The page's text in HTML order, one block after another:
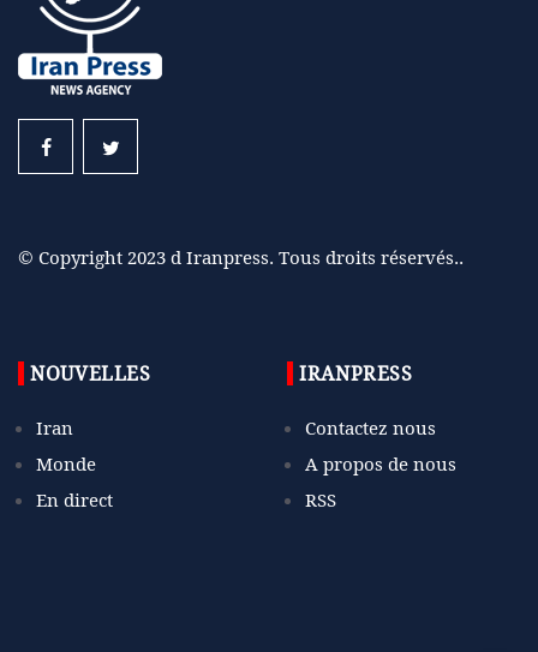
© Copyright 2023 d Iranpress. Tous droits réservés..
NOUVELLES
Iran
Monde
En direct
IRANPRESS
Contactez nous
A propos de nous
RSS